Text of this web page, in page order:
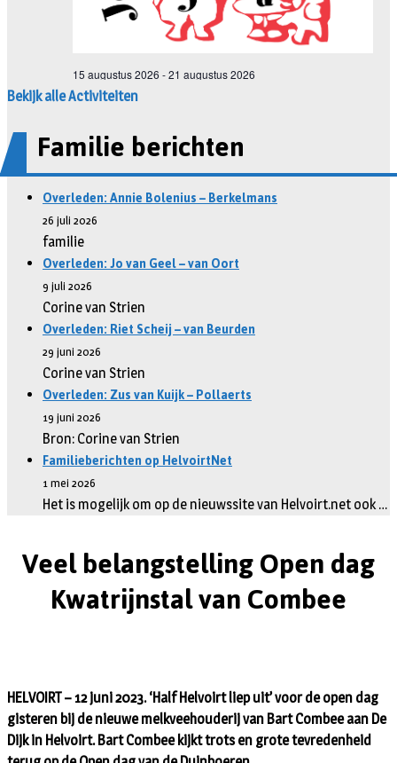
Bekijk alle Activiteiten
Familie berichten
Overleden: Annie Bolenius – Berkelmans
26 juli 2026
familie
Overleden: Jo van Geel – van Oort
9 juli 2026
Corine van Strien
Overleden: Riet Scheij – van Beurden
29 juni 2026
Corine van Strien
Overleden: Zus van Kuijk – Pollaerts
19 juni 2026
Bron: Corine van Strien
Familieberichten op HelvoirtNet
1 mei 2026
Het is mogelijk om op de nieuwssite van Helvoirt.net ook …
Veel belangstelling Open dag
Kwatrijnstal van Combee
HELVOIRT – 12 juni 2023. ‘Half Helvoirt liep uit’ voor de open dag
gisteren bij de nieuwe melkveehouderij van Bart Combee aan De
Dijk in Helvoirt. Bart Combee kijkt trots en grote tevredenheid